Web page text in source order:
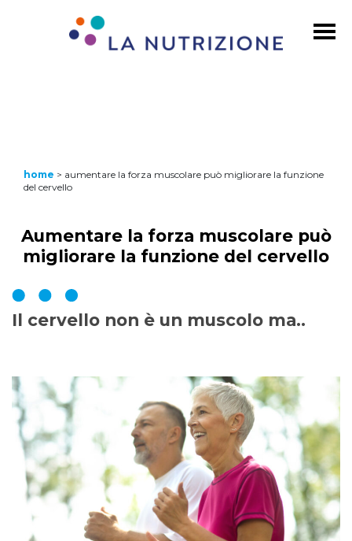
home > aumentare la forza muscolare può migliorare la funzione
del cervello
Aumentare la forza muscolare può
migliorare la funzione del cervello
Il cervello non è un muscolo ma..